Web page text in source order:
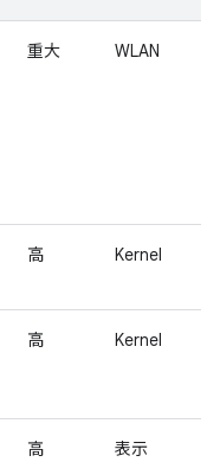
重大 WLAN
高 Kernel
高 Kernel
高 表示